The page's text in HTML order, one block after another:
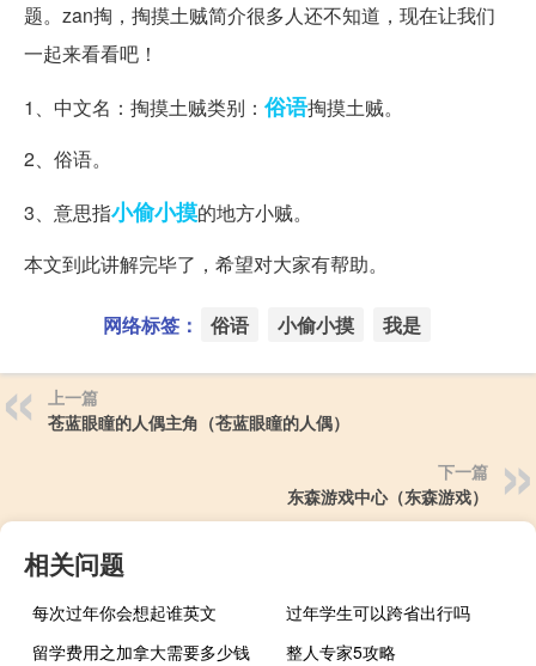
题。zan掏，掏摸土贼简介很多人还不知道，现在让我们
一起来看看吧！
1、中文名：掏摸土贼类别： 俗语掏摸土贼。
2、俗语。
3、意思指小偷小摸的地方小贼。
本文到此讲解完毕了，希望对大家有帮助。
网络标签： 俗语 小偷小摸 我是
上一篇
苍蓝眼瞳的人偶主角（苍蓝眼瞳的人偶）
下一篇
东森游戏中心（东森游戏）
相关问题
每次过年你会想起谁英文
过年学生可以跨省出行吗
留学费用之加拿大需要多少钱
整人专家5攻略